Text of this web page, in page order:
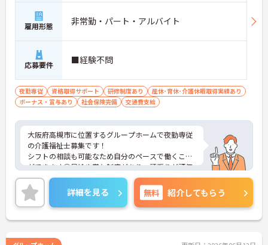
雇用形態 非常勤・パート・アルバイト
応募要件 ■経験不問
夜勤専従 資格取得サポート 研修制度あり
産休･育休･介護休暇取得実績あり
ボーナス・賞与あり
社会保険完備 交通費支給
大阪府高槻市に位置するグループホームで夜勤専従
の介護福祉士募集です！
シフトの相談も可能なため自分のペースで働くこと
ができます◎昇給や賞与制度があり、頑張りが評価
されてしっかりと還元されます。さらに福利厚生も
充実しているのは嬉しいポイントです◎資格取得支
援制度もあるため働きながら取得可能◎丁寧な研修
とフォロー体制で、ご自身のスキルアップもできま
す！
ントもお伝えしますので是非ご応募お待ちしており
詳細を見る 無料 紹介してもらう